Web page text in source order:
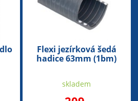
Flexi jezírková šedá
hadice 63mm (1bm)
skladem